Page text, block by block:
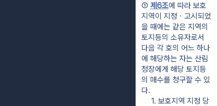
① 제6조에 따라 보호
지역이 지정ㆍ고시되었
을 때에는 같은 지역의
토지등의 소유자로서
다음 각 호의 어느 하나
에 해당하는 자는 산림
청장에게 해당 토지등
의 매수를 청구할 수 있
다.
1. 보호지역 지정 당